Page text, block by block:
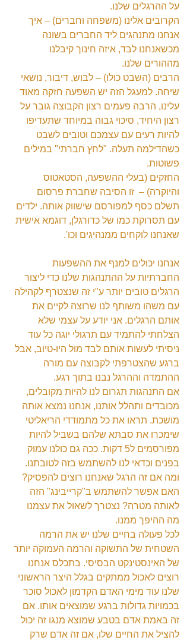
על ההרגלים שלנו.
הקרובים אלינו (משפחה וחברים) – איך
אנחנו מתנהגים ליד החברים בשונה
מכשאנחנו לבד, איזה חינוך קיבלנו
מההורים שלנו.
הרבים (השבט כולו) – לבוש, דיבור, נושאי
שיחה. למעגל הזה יש השפעה חזקה מאוד
עלינו, הרבה פעמים רצון הקבוצה גובר על
רצון היחיד, סיכוי גבוה במיוחד שתעדיפו
להיות רעים עם עצמכם וטובים לשבט
כשהדילמה תעלה. "לחץ חברתי" במילים
פשוטות.
החזקים (בעלי ההשפעה, הסטאטוס
והיוקרה) –  זו הסיבה שחברת פרסום
תשלם כסף למפורסם שישווק אותה. ילדים
עם תסרוקת כמו של כדורגלן, דוגמא אישית
שאנחנו לוקחים ממנהיגים וכו'.
אנחנו יכולים למנף את ההשפעות
החברתיות על ההתנהגות שלנו כדי ליצור
הרגלים טובים יותר ע"י זה שנצטרף לקהילה
עם משהו משותף לנו שרוצה לקיים את
אותם הרגלים. אני יודע על עצמי שלא
הצלחתי להתמיד עם תרגולי יוגה כל עוד
ניסיתי לעשות אותם לבד מול היו-טיוב, אבל
ברגע שהצטרפתי לקבוצה עם מורה
ההתמדה וההרגל נבנו בתוך רגע.
אם התנהגות תגרום לנו להיות מקובלים,
מכובדים ותהלל אותנו, אנחנו נמצא אותה
מושכת. תראו את כל מתמודדי הריאליטי
שימכרו את סבתא שלהם בשביל להיות
מפורסמים ל5 דקות. ככה גם כולנו עמוק
בפנים וכדאי לנו להשתמש בזה לטובתנו.
ומה אם זה הרגל שאנחנו רוצים להפסיק?
האם אפשר להשתמש ב"קרייבינג" הזה
לאותה מטרה? נצטרך לשאול את עצמנו
מה ההיפך ממנו.
לכל פעולה בחיים שלנו יש את הרמה
השטחית של התשוקה והרמה העמוקה יותר
של האינסטינקט הבסיסי. בתכלס אנחנו
רוצים לאכול ממתקים בגלל היצר הראשוני
שלנו עוד מימי האדם הקדמון לאכול סוכר
בכמויות גדולות ברגע שמוצאים אותו. אם
זה באמת אדם בטבע שמוצא מנגו זה יכול
להציל את החיים שלו, אם זה אדם שרק